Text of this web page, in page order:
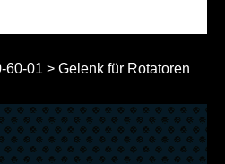
60-01 > Gelenk für Rotatoren